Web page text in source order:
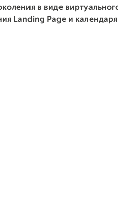
в виде
Landing Page и календаря